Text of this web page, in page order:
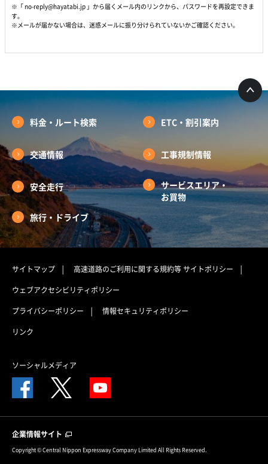
※「 no-reply@hayatabi.jp 」から届くメール内のリンクから、パスワードを再設定できま
す。
※メールが届かない場合は、迷惑メールに振り分けられていないかご確認ください。
料金・ルート検索 ETC・割引案内
交通情報 工事規制情報
安全走行
サービスエリア・
お買物
旅行・ドライブ
サイトマップ 高速道路のご利用に関する規約等サイトポリシー
ウェブアクセシビリティポリシー
プライバシーポリシー
情報セキュリティポリシー
リンク
ソーシャルメディア
企業情報サイト
Copyright © Central Nippon Expressway Company Limited All Rights Reserved.